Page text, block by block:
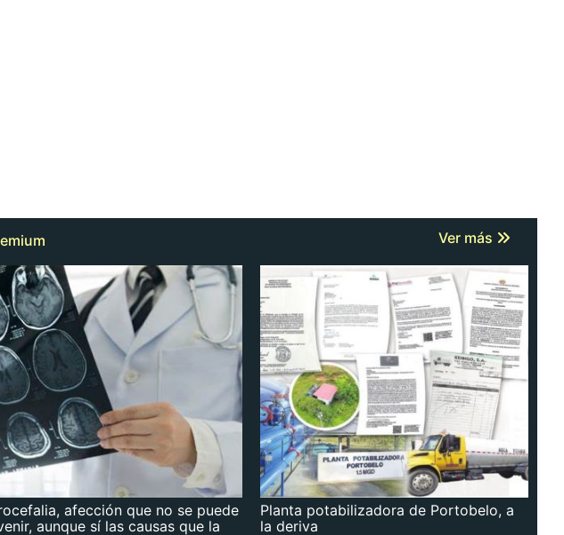
Ver más
afección que no se puede
aunque sí las causas que la
Planta potabilizadora de Portobelo, a
la deriva